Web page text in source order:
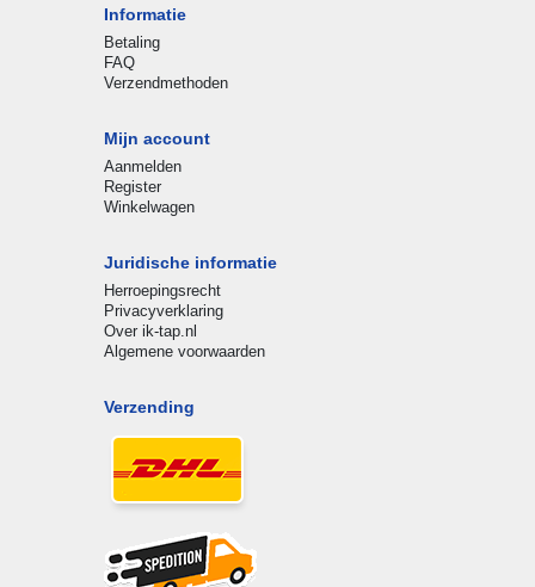
Informatie
Betaling
FAQ
Verzendmethoden
Mijn account
Aanmelden
Register
Winkelwagen
Juridische informatie
Herroepingsrecht
Privacyverklaring
Over ik-tap.nl
Algemene voorwaarden
Verzending